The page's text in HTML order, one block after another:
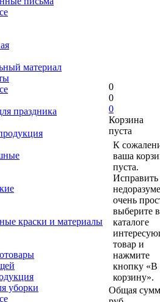
материал
праздника
краски и материалы
уборки
0
0
0
Корзина
пуста
К
ваша
пуста.
Исправить
очень
выберите в
каталоге
товар и
нажмите
кнопку «В
корзину».
Общая